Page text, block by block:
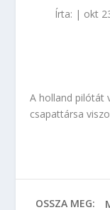
Írta: | okt
A holland pilótát
csapattársa
OSSZA MEG: